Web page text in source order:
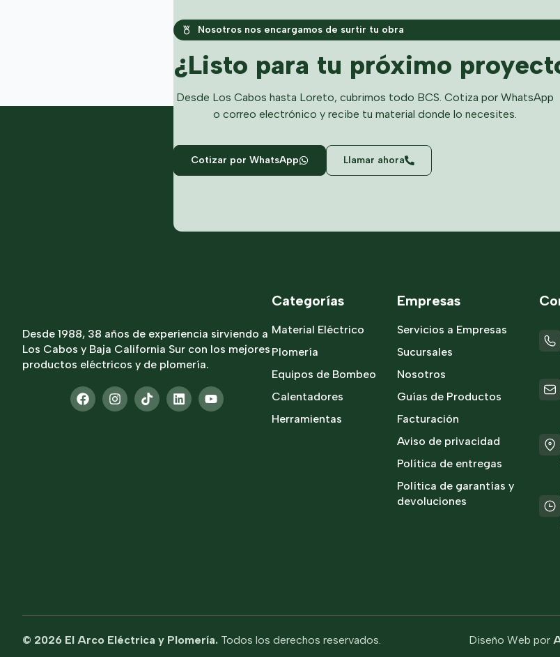
Nosotros nos encargamos de surtir tu obra
¿Listo para tu próximo
Desde Los Cabos hasta Loreto, cubrimos todo BCS. Cotiza por WhatsApp
o correo electrónico y recibe tu material donde lo necesites.
Cotizar por WhatsApp Llamar ahora
Desde 1988, 38 años de experiencia sirviendo a
Los Cabos y Baja California Sur con los mejores
productos eléctricos y de plomería.
Categorías
Material Eléctrico
Plomería
Equipos de Bombeo
Calentadores
Herramientas
Empresas
Servicios a Empresas
Sucursales
Nosotros
Guías de Productos
Facturación
Aviso de privacidad
Política de entregas
Política de garantías y
devoluciones
© 2026 El Arco Eléctrica y Plomería. Todos los derechos reservados. Diseño Web por